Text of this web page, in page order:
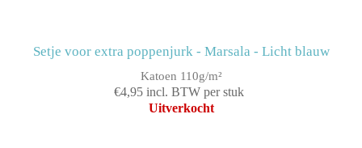
Setje voor extra poppenjurk - Marsala - Licht blauw
Katoen 110g/m²
€4,95 incl. BTW per stuk
Uitverkocht